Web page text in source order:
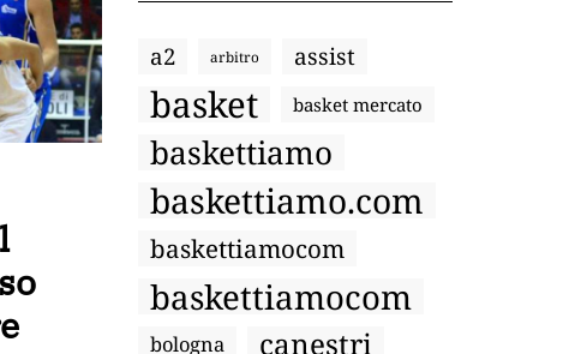
a2 arbitro assist
basket basket mercato
baskettiamo
baskettiamo.com
baskettiamocom
baskettiamocom
bologna canestri